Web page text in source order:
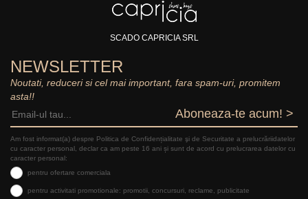
SCADO CAPRICIA SRL
NEWSLETTER
Noutati, reduceri si cel mai important, fara spam-uri, promitem
asta!!
Aboneaza-te acum! >
Am fost informat(a) despre Politica de Confidențialitate şi de Securitate a prelucrăriidatelor
cu caracter personal, declar ca am peste 16 ani și sunt de acord cu prelucrarea datelor cu
caracter personal:
pentru ofertare comerciala
pentru activitati promotionale: promotii, concursuri, reclame, publicitate